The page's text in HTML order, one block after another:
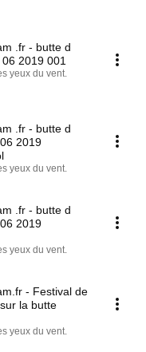
.fr - butte d
2019 001
yeux du vent.
.fr - butte d
2019
yeux du vent.
.fr - butte d
2019
yeux du vent.
- Festival de
la butte
yeux du vent.